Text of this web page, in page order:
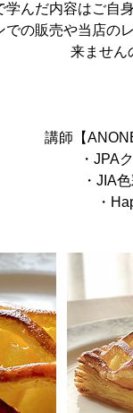
学んだ内容はご自
での販売や当店の
来ません
講師【
・JPA
・JIA
・